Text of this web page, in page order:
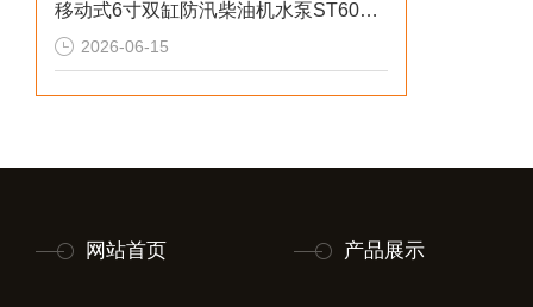
移动式6寸双缸防汛柴油机水泵ST60SD产品介绍
2026-06-15
网站首页 产品展示